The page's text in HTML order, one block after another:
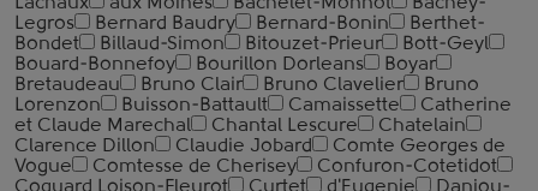
Legros
Bernard Baudry Bernard-Bonin
Berthet-
Bondet
Billaud-Simon Bitouzet-Prieur
Bott-Geyl
Bouard-Bonnefoy
Bourillon Dorleans
Boyar
Bretaudeau
Bruno Clair Bruno Clavelier
Bruno
Lorenzon
Buisson-Battault Camaissette
Catherine
et Claude Marechal
Chantal Lescure
Chatelain
Clarence Dillon
Claudie Jobard
Comte Georges de
Vogue
Comtesse de Cherisey
Confuron-Cotetidot